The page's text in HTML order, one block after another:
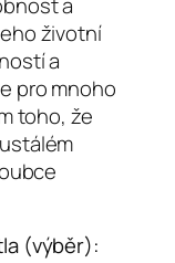
a
životní
a
pro mnoho
toho, že
(výběr):